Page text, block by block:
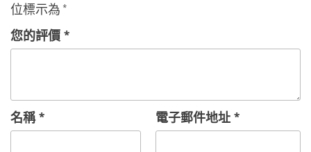
位標示為 *
您的評價 *
名稱* 電子郵件地址 *